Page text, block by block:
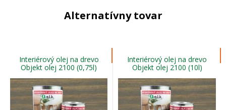
Alternatívny tovar
Interiérový olej na drevo
Objekt olej 2100 (0,75l)
Interiérový olej na drevo
Objekt olej 2100 (10l)